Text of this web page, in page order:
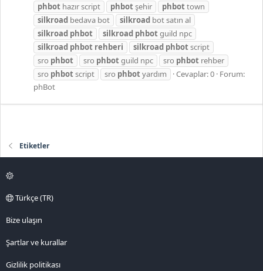
phbot hazır script phbotşehir phbottown
silkroad bedava bot silkroad bot satın al
silkroad phbot silkroad phbotguild npc
silkroad phbot rehberi silkroad phbotscript
sro phbot sro phbotguild npc sro phbot rehber
sro phbotscript sro phbotyardım Cevaplar: 0 Forum:
phBot
Etiketler
Türkçe (TR)
Bize ulaşın
Şartlar ve kurallar
Gizlilik politikası